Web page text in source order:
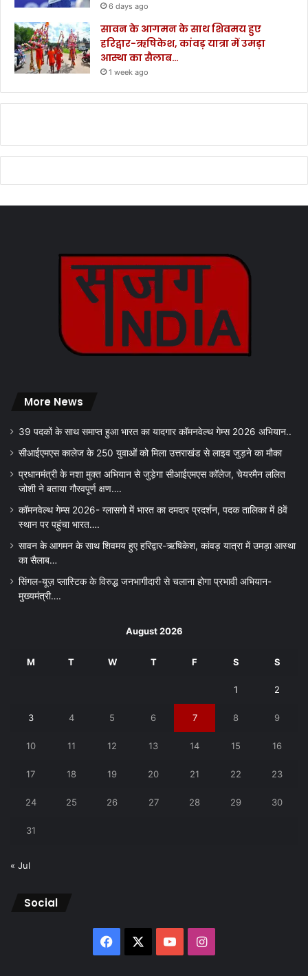
6 days ago
सावन के आगमन के साथ शिवमय हुए
हरिद्वार-ऋषिकेश, कांवड़ यात्रा में उमड़ा
आस्था का सैलाब…
1 week ago
More News
39 पदकों के साथ समाप्त हुआ भारत का यादगार कॉमनवेल्थ गेम्स 2026 अभियान..
सीआईएमएस कालेज के 250 युवाओं को मिला उत्तराखंड से लाइव जुड़ने का मौका
प्रधानमंत्री के नशा मुक्त अभियान से जुड़ेगा सीआईएमएस कॉलेज, चेयरमैन ललित
जोशी ने बताया गौरवपूर्ण क्षण….
कॉमनवेल्थ गेम्स 2026- ग्लासगो में भारत का दमदार प्रदर्शन, पदक तालिका में 8वें
स्थान पर पहुंचा भारत….
सावन के आगमन के साथ शिवमय हुए हरिद्वार-ऋषिकेश, कांवड़ यात्रा में उमड़ा आस्था
का सैलाब…
सिंगल-यूज़ प्लास्टिक के विरुद्ध जनभागीदारी से चलाना होगा प्रभावी अभियान-
मुख्यमंत्री….
August 2026
M T W T F S S
1 2
3 4 5 6 7 8 9
10 11 12 13 14 15 16
17 18 19 20 21 22 23
24 25 26 27 28 29 30
31
« Jul
Social
Facebook YouTubeInstagram